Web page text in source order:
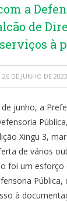
a
de
à
26 DE JUNHO DE 2023
junho, a
Xingu 3,
de vários
foi um
à